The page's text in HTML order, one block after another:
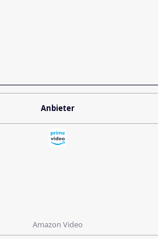
Anbieter
Amazon Video